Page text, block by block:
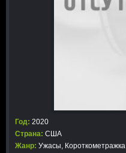
Год: 2020
Страна: США
Жанр: Ужасы, Короткометражка